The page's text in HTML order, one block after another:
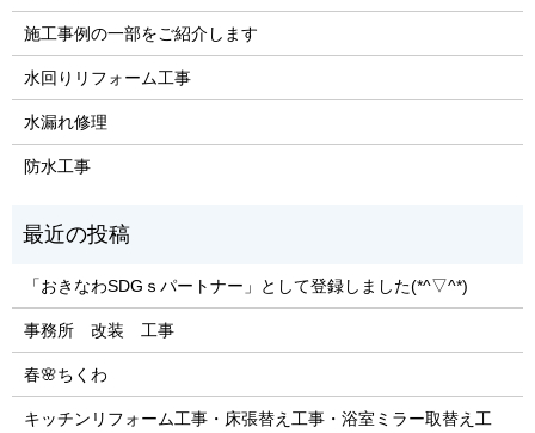
施工事例の一部をご紹介します
水回りリフォーム工事
水漏れ修理
防水工事
「おきなわSDGｓパートナー」として登録しました(*^▽^*)
事務所 改装 工事
春🌸ちくわ
キッチンリフォーム工事・床張替え工事・浴室ミラー取替え工